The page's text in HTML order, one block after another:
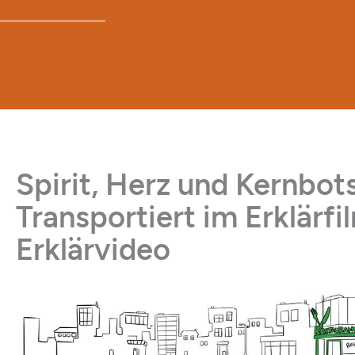
Spirit, Herz und
Transportiert im
Erklärvideo